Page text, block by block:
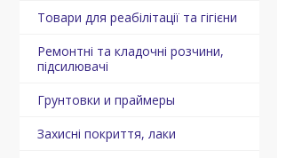
Товари для реабілітації та гігієни
Ремонтні та кладочні розчини,
підсилювачі
Грунтовки и праймеры
Захисні покриття, лаки